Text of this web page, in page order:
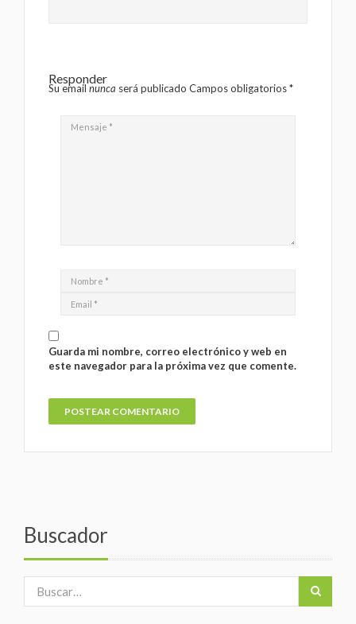
Responder
Su email nunca será publicado Campos obligatorios*
Guarda mi nombre, correo electrónico y web en
este navegador para la próxima vez que comente.
Buscador